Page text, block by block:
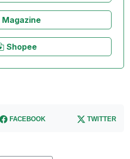
Magazine
Shopee
FACEBOOK TWITTER